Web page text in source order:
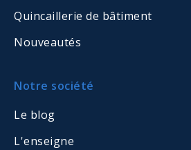
Quincaillerie de bâtiment
Nouveautés
Notre société
Le blog
L'enseigne